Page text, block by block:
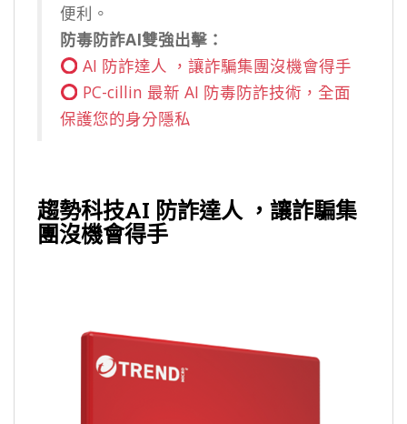
便利。
防毒防詐AI雙強出擊：
AI 防詐達人 ，讓詐騙集團沒機會得手
PC-cillin 最新 AI 防毒防詐技術，全面
保護您的身分隱私
趨勢科技AI 防詐達人 ，讓詐騙集
團沒機會得手